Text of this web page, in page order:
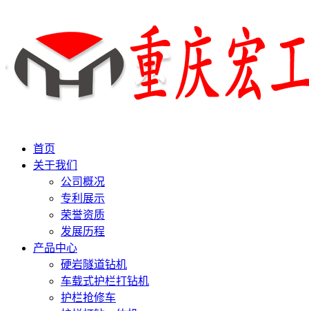
首页
关于我们
公司概况
专利展示
荣誉资质
发展历程
产品中心
硬岩隧道钻机
车载式护栏打钻机
护栏抢修车